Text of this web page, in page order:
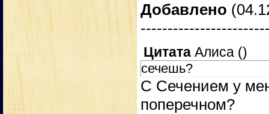
Добавлено
Цитата Алиса ()
сечешь?
С Сечением у
поперечном?